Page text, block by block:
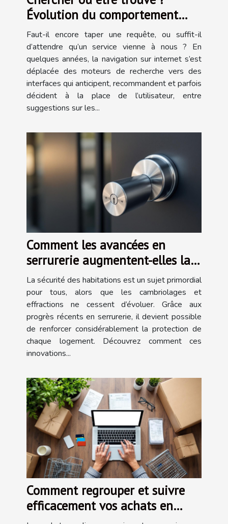
Évolution du comportement
utilisateur face aux services sur
internet
Faut-il encore taper une requête, ou suffit-il
d’attendre qu’un service vienne à nous ? En
quelques années, la navigation sur internet s’est
déplacée des moteurs de recherche vers des
interfaces qui anticipent, recommandent et parfois
décident à la place de l’utilisateur, entre
suggestions sur les...
Comment les avancées en
serrurerie augmentent-elles la
sécurité des habitations ?
La sécurité des habitations est un sujet primordial
pour tous, alors que les cambriolages et
effractions ne cessent d’évoluer. Grâce aux
progrès récents en serrurerie, il devient possible
de renforcer considérablement la protection de
chaque logement. Découvrez comment ces
innovations...
Comment regrouper et suivre
efficacement vos achats en